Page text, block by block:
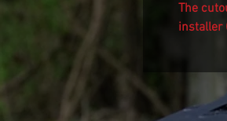
The
installer